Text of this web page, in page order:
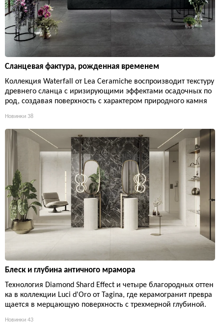
Сланцевая фактура, рожденная временем
Коллекция Waterfall от Lea Ceramiche воспроизводит текстуру
древнего сланца с иризирующими эффектами осадочных по
род, создавая поверхность с характером природного камня
Новинки 38
Блеск и глубина античного мрамора
Технология Diamond Shard Effect и четыре благородных оттен
ка в коллекции Luci d'Oro от Tagina, где керамогранит превра
щается в мерцающую поверхность с трехмерной глубиной.
Новинки 43